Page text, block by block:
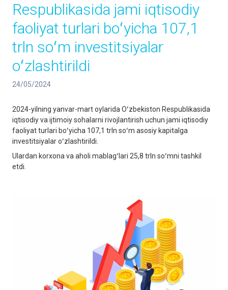
Respublikasida jami iqtisodiy
faoliyat turlari boʻyicha 107,1
trln soʻm investitsiyalar
oʻzlashtirildi
24/05/2024
2024-yilning yanvar-mart oylarida Oʻzbekiston Respublikasida
iqtisodiy va ijtimoiy sohalarni rivojlantirish uchun jami iqtisodiy
faoliyat turlari boʻyicha 107,1 trln soʻm asosiy kapitalga
investitsiyalar oʻzlashtirildi.
Ulardan korxona va aholi mablagʻlari 25,8 trln soʻmni tashkil
etdi.